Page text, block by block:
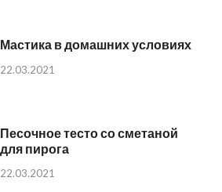
Мастика в домашних условиях
22.03.2021
Песочное тесто со сметаной
для пирога
22.03.2021